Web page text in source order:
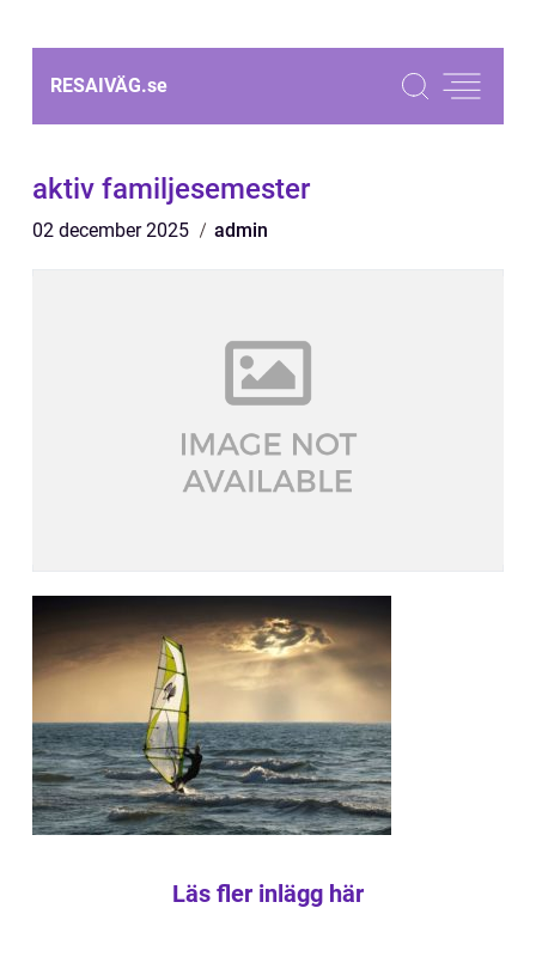
RESAIVÄG.se
aktiv familjesemester
02 december 2025 admin
Läs fler inlägg här